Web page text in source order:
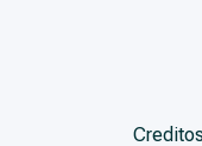
Creditos